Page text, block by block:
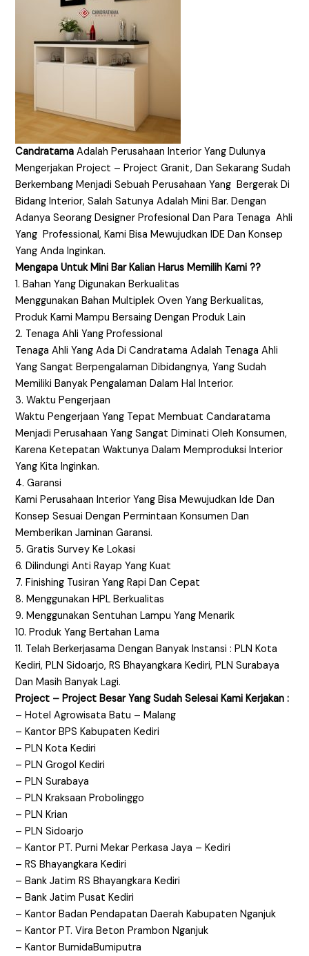
CandratamaAdalah Perusahaan Interior Yang Dulunya
Mengerjakan Project – Project Granit, Dan Sekarang Sudah
Berkembang Menjadi Sebuah Perusahaan Yang Bergerak Di
Bidang Interior, Salah Satunya Adalah Mini Bar. Dengan
Adanya Seorang Designer Profesional Dan Para Tenaga Ahli
Yang Professional, Kami Bisa Mewujudkan IDE Dan Konsep
Yang Anda Inginkan.
Mengapa Untuk Mini Bar Kalian Harus Memilih Kami ??
1. Bahan Yang Digunakan Berkualitas
Menggunakan Bahan Multiplek Oven Yang Berkualitas,
Produk Kami Mampu Bersaing Dengan Produk Lain
2. Tenaga Ahli Yang Professional
Tenaga Ahli Yang Ada Di Candratama Adalah Tenaga Ahli
Yang Sangat Berpengalaman Dibidangnya, Yang Sudah
Memiliki Banyak Pengalaman Dalam Hal Interior.
3. Waktu Pengerjaan
Waktu Pengerjaan Yang Tepat Membuat Candaratama
Menjadi Perusahaan Yang Sangat Diminati Oleh Konsumen,
Karena Ketepatan Waktunya Dalam Memproduksi Interior
Yang Kita Inginkan.
4. Garansi
Kami Perusahaan Interior Yang Bisa Mewujudkan Ide Dan
Konsep Sesuai Dengan Permintaan Konsumen Dan
Memberikan Jaminan Garansi.
5. Gratis Survey Ke Lokasi
6. Dilindungi Anti Rayap Yang Kuat
7. Finishing Tusiran Yang Rapi Dan Cepat
8. Menggunakan HPL Berkualitas
9. Menggunakan Sentuhan Lampu Yang Menarik
10. Produk Yang Bertahan Lama
11. Telah Berkerjasama Dengan Banyak Instansi : PLN Kota
Kediri, PLN Sidoarjo, RS Bhayangkara Kediri, PLN Surabaya
Dan Masih Banyak Lagi.
Project – Project Besar Yang Sudah Selesai Kami Kerjakan :
– Hotel Agrowisata Batu – Malang
– Kantor BPS Kabupaten Kediri
– PLN Kota Kediri
– PLN Grogol Kediri
– PLN Surabaya
– PLN Kraksaan Probolinggo
– PLN Krian
– PLN Sidoarjo
– Kantor PT. Purni Mekar Perkasa Jaya – Kediri
– RS Bhayangkara Kediri
– Bank Jatim RS Bhayangkara Kediri
– Bank Jatim Pusat Kediri
– Kantor Badan Pendapatan Daerah Kabupaten Nganjuk
– Kantor PT. Vira Beton Prambon Nganjuk
– Kantor BumidaBumiputra